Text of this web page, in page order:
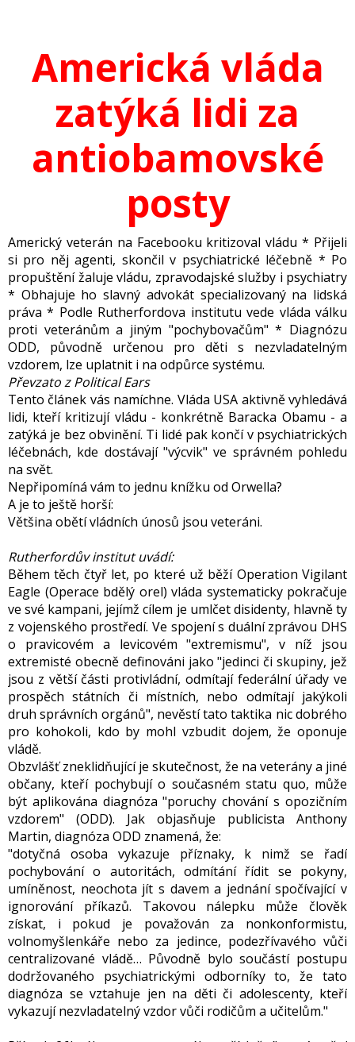
Americká vláda
zatýká lidi za
antiobamovské
posty
Americký veterán na Facebooku kritizoval vládu * Přijeli
si pro něj agenti, skončil v psychiatrické léčebně * Po
propuštění žaluje vládu, zpravodajské služby i psychiatry
* Obhajuje ho slavný advokát specializovaný na lidská
práva * Podle Rutherfordova institutu vede vláda válku
proti veteránům a jiným "pochybovačům" * Diagnózu
ODD, původně určenou pro děti s nezvladatelným
vzdorem, lze uplatnit i na odpůrce systému.
Převzato z Political Ears
Tento článek vás namíchne. Vláda USA aktivněvyhledává
lidi, kteří kritizují vládu - konkrétně Baracka Obamu - a
zatýká je bez obvinění. Ti lidé pak končí v psychiatrických
léčebnách, kde dostávají "výcvik" ve správném pohledu
na svět.
Nepřipomíná vám to jednu knížku od Orwella?
A je to ještě horší:
Většina obětí vládních únosů jsou veteráni.
Rutherfordův institut uvádí:
Během těch čtyř let, po které už běží Operation Vigilant
Eagle (Operace bdělý orel) vláda systematicky pokračuje
ve své kampani, jejímž cílem je umlčet disidenty, hlavně ty
z vojenského prostředí. Ve spojení s duální zprávou DHS
o pravicovém a levicovém "extremismu", v níž jsou
extremisté obecně definováni jako "jedinci či skupiny, jež
jsou z větší části protivládní, odmítají federální úřady ve
prospěch státních či místních, nebo odmítají jakýkoli
druh správních orgánů", nevěstí tato taktika nic dobrého
pro kohokoli, kdo by mohl vzbudit dojem, že oponuje
vládě.
Obzvlášť zneklidňující je skutečnost, že na veterány a jiné
občany, kteří pochybují o současném statu quo, může
být aplikována diagnóza "poruchy chování s opozičním
vzdorem" (ODD). Jak objasňuje publicista Anthony
Martin, diagnóza ODD znamená, že:
"dotyčná osoba vykazuje příznaky, k nimž se řadí
pochybování o autoritách, odmítání řídit se pokyny,
umíněnost, neochota jít s davem a jednání spočívající v
ignorování příkazů. Takovou nálepku může člověk
získat, i pokud je považován za nonkonformistu,
volnomyšlenkáře nebo za jedince, podezřívavého vůči
centralizované vládě… Původně bylo součástí postupu
dodržovaného psychiatrickými odborníky to, že tato
diagnóza se vztahuje jen na děti či adolescenty, kteří
vykazují nezvladatelný vzdor vůči rodičům a učitelům."